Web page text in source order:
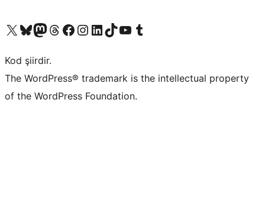
X (eski Twitter) hesabımıza bakın
Bluesky hesabımızı ziyaret edinMastodon hesabımızı ziyaret edinThreads hesabımızı ziyaret edinFacebook sayfamızı ziyaret edinInstagram hesabımızı ziyaret edinLinkedIn hesabımızı ziyaret edinTikTok hesabımızı ziyaret edinYouTube kanalımızı ziyaret edinTumblr hesabımızı ziyaret edin
Kod şiirdir.
The WordPress® trademark is the intellectual property
of the WordPress Foundation.